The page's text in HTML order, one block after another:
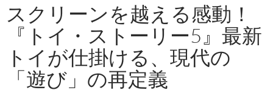
スクリーンを越える感動！
『トイ・ストーリー5』最新
トイが仕掛ける、現代の
「遊び」の再定義